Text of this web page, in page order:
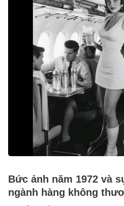
Bức ảnh năm 1972 và
ngành hàng không